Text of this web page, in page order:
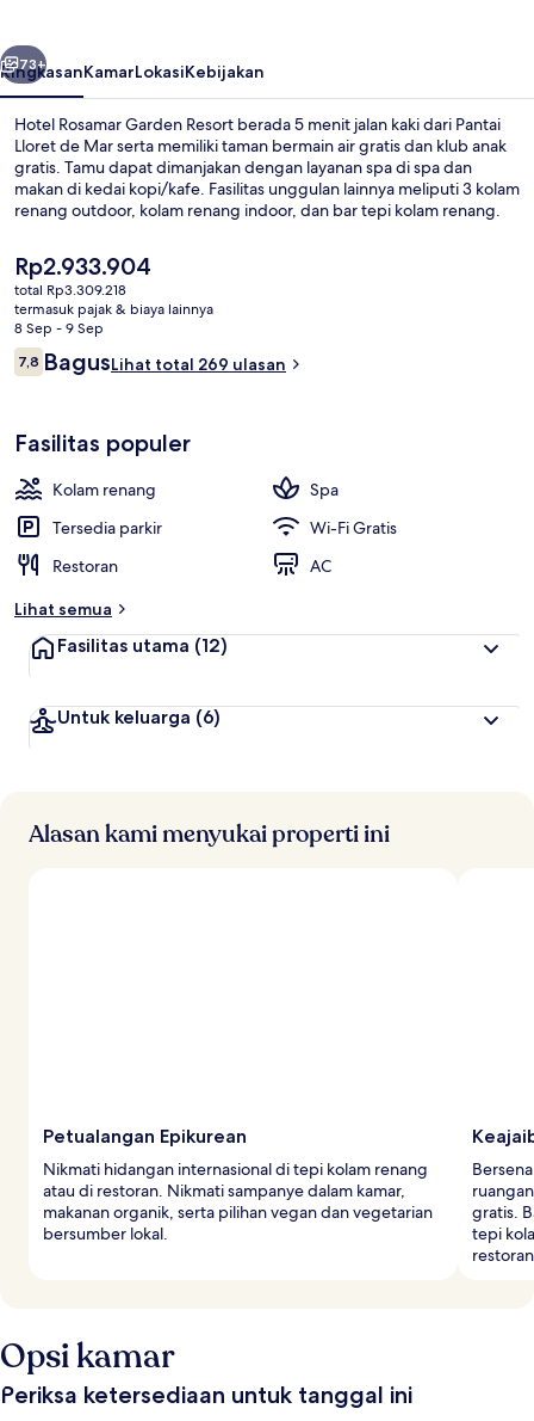
Berikutnya
73+
RingkasanKamarLokasiKebijakan
Hotel Rosamar Garden Resort berada 5 menit jalan kaki dari Pantai
Lloret de Mar serta memiliki taman bermain air gratis dan klub anak
gratis. Tamu dapat dimanjakan dengan layanan spa di spa dan
makan di kedai kopi/kafe. Fasilitas unggulan lainnya meliputi 3 kolam
renang outdoor, kolam renang indoor, dan bar tepi kolam renang.
Harga
saat
ini
Rp2.933.904
Rp2.933.904
total Rp3.309.218
termasuk pajak & biaya lainnya
8 Sep - 9 Sep
Ulasan
7,87,8 dari 10
BagusLihat total 269 ulasan
Fasilitas populer
Kolam renang
Spa
Tersedia parkir
Wi-Fi Gratis
Restoran
AC
Lihat semua
Fasilitas utama (12)
Untuk keluarga (6)
Alasan kami menyukai properti ini
Petualangan Epikurean
Nikmati hidangan internasional di tepi kolam renang
atau di restoran. Nikmati sampanye dalam kamar,
makanan organik, serta pilihan vegan dan vegetarian
bersumber lokal.
gratis.
tepi
Opsi kamar
Periksa ketersediaan untuk tanggal ini